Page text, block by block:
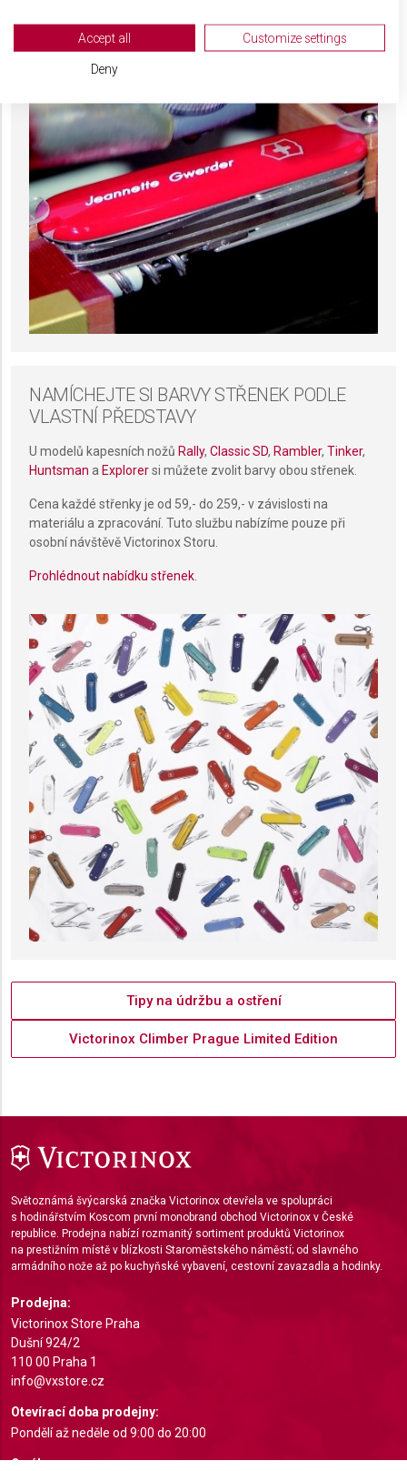
NAMÍCHEJTE SI BARVY STŘENEK PODLE
VLASTNÍ PŘEDSTAVY
U modelů kapesních nožů Rally, Classic SD, Rambler, Tinker,
Huntsman a Explorersi můžete zvolit barvy obou střenek.
Cena každé střenky je od 59,- do 259,- v závislosti na
materiálu a zpracování. Tuto službu nabízíme pouze při
osobní návštěvě Victorinox Storu.
Prohlédnout nabídku střenek
Tipy na údržbu a ostření
Victorinox Climber Prague Limited Edition
Světoznámá švýcarská značka Victorinox otevřela ve spolupráci
s hodinářstvím Koscom první monobrand obchod Victorinox v České
republice. Prodejna nabízí rozmanitý sortiment produktů Victorinox
na prestižním místě v blízkosti Staroměstského náměstí; od slavného
armádního nože až po kuchyňské vybavení, cestovní zavazadla a hodinky.
Prodejna:
Victorinox Store Praha
Dušní 924/2
110 00 Praha 1
info@vxstore.cz
Otevírací doba prodejny:
Pondělí až neděle od 9:00 do 20:00
O nákupu
View Partner List (2 IAB Vendors)
We use your data for the following purposes:
Store and/or access information on a device
Use limited data to select advertising
Create profiles for personalised advertising
Use profiles to select personalised
advertising
Create profiles to personalise content
Use profiles to select personalised content
Measure content performance
Understand audiences through statistics or
Develop and improve services
Use limited data to select content
IAB Special Features:
Use precise geolocation data
requested
Non-IAB processing purposes:
Necessary
Performance
Functional
Advertising
Accept all Customize settings
Deny